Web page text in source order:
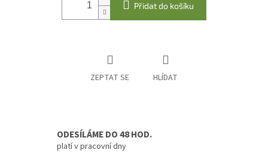
Přidat do košíku
ZEPTAT SE HLÍDAT
ODESÍLÁME DO 48 HOD.
platí v pracovní dny